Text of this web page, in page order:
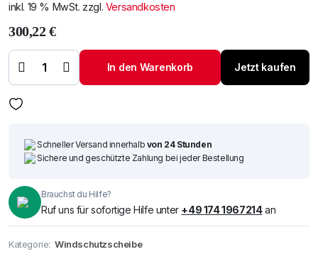
inkl. 19 % MwSt. zzgl. Versandkosten
300,22€
Windschutzscheibe /
C4 04-
+Spiegelhalter+Regen-
Sensor+Akustikstik
Menge
In den Warenkorb Jetzt kaufen
Schneller Versand innerhalb von 24 Stunden
Sichere und geschützte Zahlung bei jeder Bestellung
Brauchst du Hilfe?
Ruf uns für sofortige Hilfe unter +49 174 1967214an
Kategorie: Windschutzscheibe